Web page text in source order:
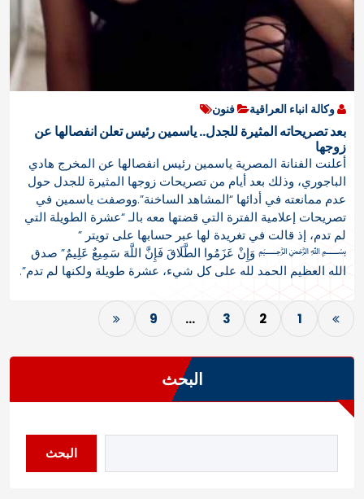
وكالة انباء العراقية فنون
بعد تصريحاته المثيرة للجدل.. ياسمين رئيس تعلن انفصالها عن
زوجها
أعلنت الفنانة المصرية ياسمين رئيس انفصالها عن المخرج هادي
الباجوري، وذلك بعد أيام من تصريحات زوجها المثيرة للجدل حول
عدم ممانعته في أدائها “المشاهد الساخنة”.ووصفت ياسمين في
تصريحات إعلامية الفترة التي قضتها معه بالـ “عشرة الطويلة التي
لم تدم، إذ قالت في تغريدة لها عبر حسابها على تويتر ”
﷽ وَإِنْ عَزَمُوا الطَّلَاقَ فَإِنَّ اللَّهَ سَمِيعٌ عَلِيمٌ” صدق
الله العظيم الحمد لله على كل شيء، عشرة طويلة ولكنها لم تدم”.
ت
ع
د
ص
1
2
3
…
9
البحث
البحث